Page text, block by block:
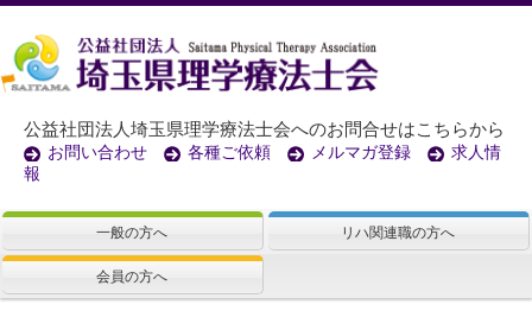
公益社団法人埼玉県理学療法士会へのお問合せはこちらから
お問い合わせ 各種ご依頼 メルマガ登録
求人情
報
一般の方へ リハ関連職の方へ
会員の方へ